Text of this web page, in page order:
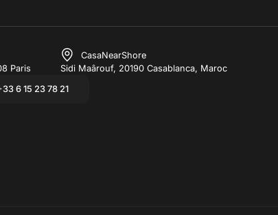
Paris
CasaNearShore
Sidi Maârouf, 20190 Casablanca, Maroc
6 15 23 78 21